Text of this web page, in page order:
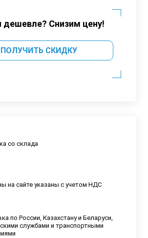
Снизим цену!
ПОЛУЧИТЬ СКИДКУ
со склада
на сайте указаны с учетом НДС
по России, Казахстану и Беларуси,
службами и транспортными